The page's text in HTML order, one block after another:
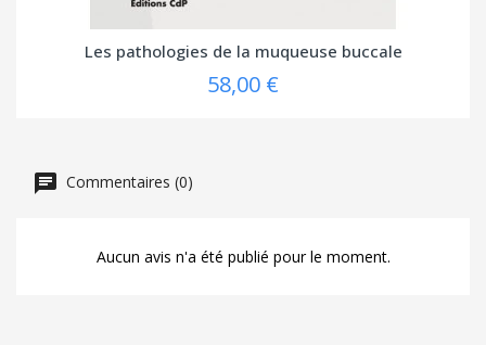
Les pathologies de la muqueuse buccale
58,00 €
Commentaires (0)
Aucun avis n'a été publié pour le moment.